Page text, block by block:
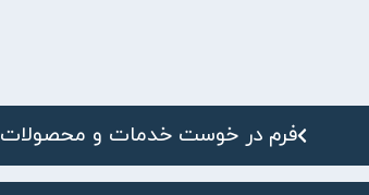
فرم در خوست خدمات و محصولات